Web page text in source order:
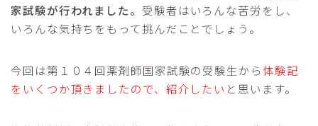
家試験が行われました。 受験者はいろんな苦労をし、
いろんな気持ちをもって挑んだことでしょう。
今回は第１０４回薬剤師国家試験の受験生から 体験記
をいくつか頂きましたので、紹介したい と思います。